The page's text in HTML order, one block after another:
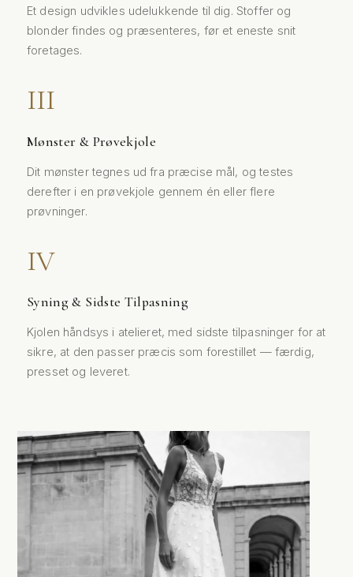
Et design udvikles udelukkende til dig. Stoffer og
blonder findes og præsenteres, før et eneste snit
foretages.
Mønster & Prøvekjole
Dit mønster tegnes ud fra præcise mål, og testes
derefter i en prøvekjole gennem én eller flere
prøvninger.
Syning & Sidste Tilpasning
Kjolen håndsys i atelieret, med sidste tilpasninger for at
sikre, at den passer præcis som forestillet — færdig,
presset og leveret.